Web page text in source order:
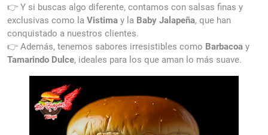
👉 Y si buscas algo diferente, contamos con salsas finas y
exclusivas como la Vistima y la Baby Jalapeña, que han
conquistado a nuestros clientes.
👉 Además, tenemos sabores irresistibles como Barbacoa y
Tamarindo Dulce, ideales para los que aman lo más suave.